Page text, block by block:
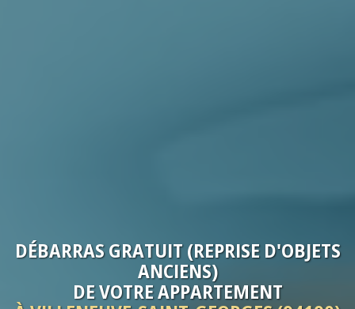
DÉBARRASGRATUIT (REPRISE D'OBJETS
ANCIENS)
DE VOTREAPPARTEMENT